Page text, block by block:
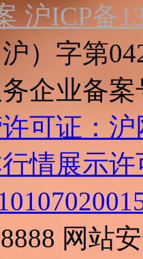
沪ICP备
）字第
企业备案
可证：
情展示许
网站